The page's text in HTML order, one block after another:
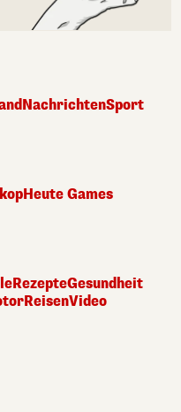
NachrichtenSport
Heute Games
RezepteGesundheit
ReisenVideo